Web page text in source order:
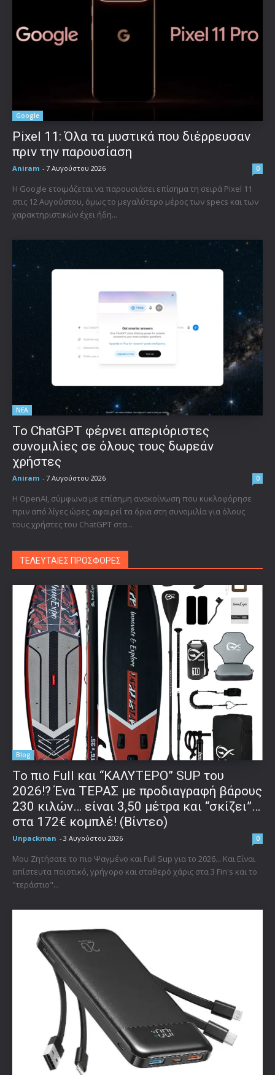
Google
Pixel 11: Όλα τα μυστικά που διέρρευσαν
πριν την παρουσίαση
Aniram - 7 Αυγούστου 2026 0
Η Google ετοιμάζεται να παρουσιάσει επίσημα τη σειρά Pixel 11
στις 12 Αυγούστου, όμως το μεγαλύτερο μέρος των specs και των
χαρακτηριστικών έχει ήδη...
ΝΕΑ
Το ChatGPT φέρνει απεριόριστες
συνομιλίες σε όλους τους δωρεάν
χρήστες
Aniram - 7 Αυγούστου 2026 0
Η OpenAI, σύμφωνα με επίσημη ανακοίνωση που κυκλοφόρησε
πριν από λίγες ώρες, αφαιρεί τα όρια στη συνομιλία για όλους
τους χρήστες του ChatGPT στα...
ΤΕΛΕΥΤΑΙΕΣ ΠΡΟΣΦΟΡΕΣ
Blog
To πιο Full και “ΚΑΛΥΤΕΡΟ” SUP του
2026!? Ένα ΤΕΡΑΣ με προδιαγραφή βάρους
230 κιλών… είναι 3,50 μέτρα και “σκίζει”…
στα 172€ κομπλέ! (Βίντεο)
Unpackman - 3 Αυγούστου 2026 0
Μου Ζητήσατε το πιο Ψαγμένο και Full Sup για το 2026... Και Είναι
απίστευτα ποιοτικό, γρήγορο και σταθερό χάρις στα 3 Fin's και το
"τεράστιο"...